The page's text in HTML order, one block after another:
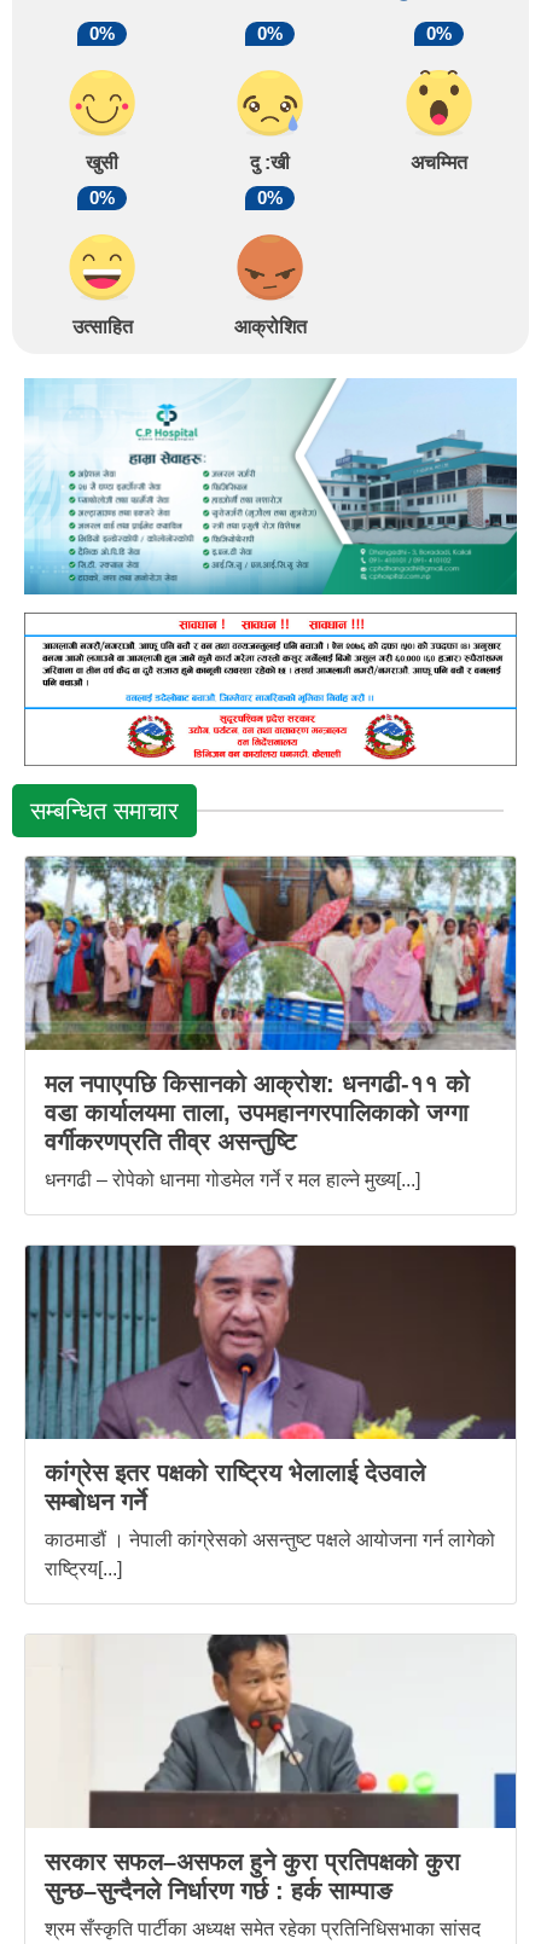
0%
खुसी
0%
दु :खी
0%
अचम्मित
0%
उत्साहित
0%
आक्रोशित
सम्बन्धित समाचार
मल नपाएपछि किसानको आक्रोश: धनगढी-११ को
वडा कार्यालयमा ताला, उपमहानगरपालिकाको जग्गा
वर्गीकरणप्रति तीव्र असन्तुष्टि
धनगढी – रोपेको धानमा गोडमेल गर्ने र मल हाल्ने मुख्य[...]
कांग्रेस इतर पक्षको राष्ट्रिय भेलालाई देउवाले
सम्बोधन गर्ने
काठमाडौं । नेपाली कांग्रेसको असन्तुष्ट पक्षले आयोजना गर्न लागेको
राष्ट्रिय[...]
सरकार सफल–असफल हुने कुरा प्रतिपक्षको कुरा
सुन्छ–सुन्दैनले निर्धारण गर्छ : हर्क साम्पाङ
श्रम सँस्कृति पार्टीका अध्यक्ष समेत रहेका प्रतिनिधिसभाका सांसद